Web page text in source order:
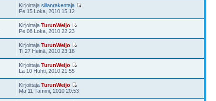
Kirjoittajasillanrakentaja
Pe 15 Loka, 2010 15:12
KirjoittajaTurunWeijo
Pe 08 Loka, 2010 22:23
KirjoittajaTurunWeijo
Ti 27 Heinä, 2010 23:18
KirjoittajaTurunWeijo
La 10 Huhti, 2010 21:55
KirjoittajaTurunWeijo
Ma 11 Tammi, 2010 20:53